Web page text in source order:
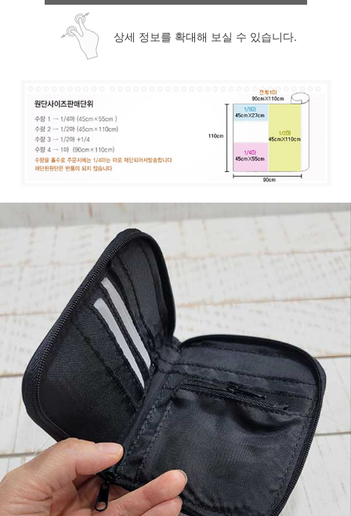
상세 정보를 확대해 보실 수 있습니다.